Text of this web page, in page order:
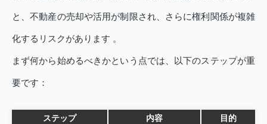
と、不動産の売却や活用が制限され、さらに権利関係が複雑
化するリスクがあります 。
まず何から始めるべきかという点では、以下のステップが重
要です：
ステップ 内容 目的